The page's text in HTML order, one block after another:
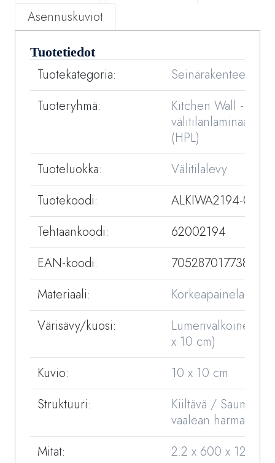
Asennuskuviot
Tuotetiedot
Tuotekategoria:
Seinärakenteet
Tuoteryhmä:
Kitchen Wall -
välitilanlaminaatit
(HPL)
Tuoteluokka:
Välitilalevy
Tuotekoodi:
ALKIWA2194-01
Tehtaankoodi:
62002194
EAN-koodi:
7052870177385
Materiaali:
Värisävy/kuosi:
Lumenvalkoinen
x 10 cm)
Kuvio:
10 x 10 cm
Struktuuri:
Kiiltävä / Sauma
vaalean harmaa
Mitat:
2.2 x 600 x 1200